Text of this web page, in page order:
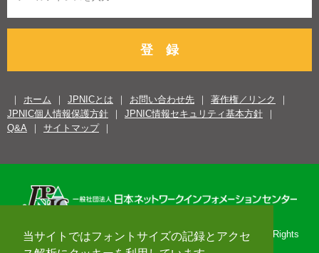
当サイトではフォントサイズの記録とアクセ
登 録
ホーム JPNICとは お問い合わせ先
著作権／リンク
JPNIC個人情報保護方針
JPNIC情報セキュリティ基本方針
Q&A
サイトマップ
Copyright© 1996-2026 Japan Network Information Center. All Rights
Reserved.